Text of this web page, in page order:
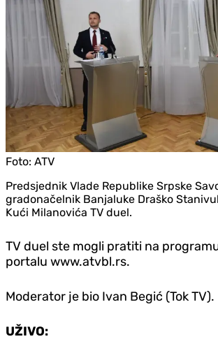
Foto: ATV
Predsjednik Vlade Republike Srpske
gradonačelnik Banjaluke Draško
Kući Milanovića TV duel.
TV duel ste mogli pratiti na
portalu www.atvbl.rs.
Moderator je bio Ivan Begić (Tok TV).
UŽIVO: